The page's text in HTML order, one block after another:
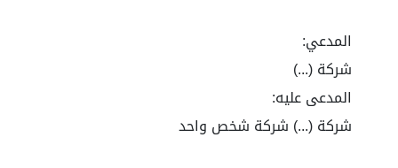
المدعي:
شركة (...)
المدعى عليه:
شركة (...) شركة شخص واحد